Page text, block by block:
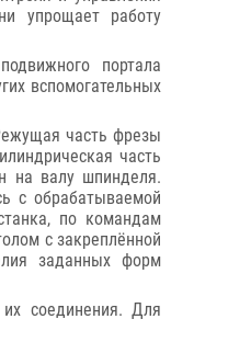
упрощает работу
портала
вспомогательных
часть фрезы
часть
на валу шпинделя.
с обрабатываемой
по командам
с закреплённой
заданных форм
соединения. Для